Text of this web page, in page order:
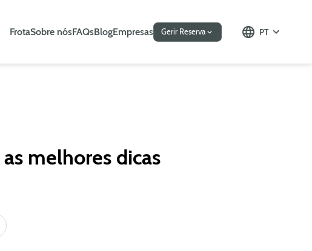
FrotaSobre nósFAQsBlogEmpresas Gerir Reserva PT
melhores dicas